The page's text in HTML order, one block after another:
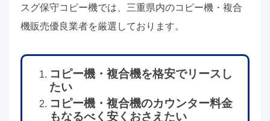
スグ保守コピー機では、三重県内のコピー機・複合
機販売優良業者を厳選しております。
コピー機・複合機を格安でリースし
たい
コピー機・複合機のカウンター料金
もなるべく安くおさえたい